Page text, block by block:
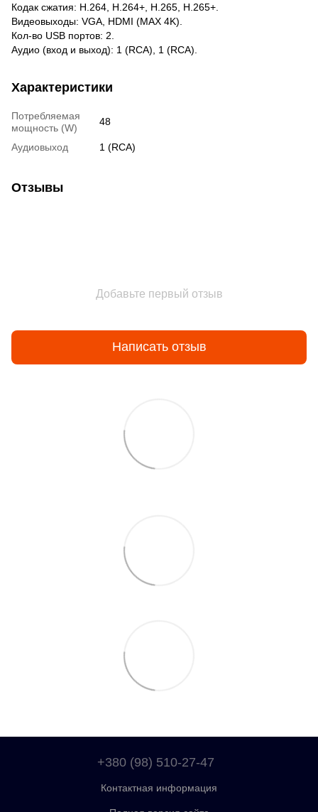
Кодак сжатия: H.264, H.264+, H.265, H.265+.
Видеовыходы: VGA, HDMI (MAX 4K).
Кол-во USB портов: 2.
Аудио (вход и выход): 1 (RCA), 1 (RCA).
Характеристики
Потребляемая
мощность (W)
48
Аудиовыход 1 (RCA)
Отзывы
Добавьте первый отзыв
Написать отзыв
+380 (98) 510-27-47
Контактная информация